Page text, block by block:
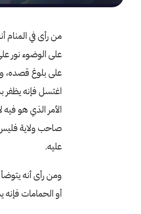
من رأى في المنام
على الوضوء نور
على بلوغ قصده،
اغتسل فإنه يظفر
الأمر الذي هو
صاحب ولاية فليس
عليه.
ومن رأى أنه
أو الحمامات